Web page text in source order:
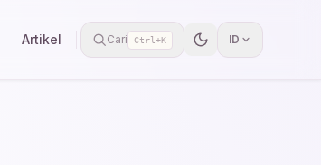
Artikel Cari Ctrl+K ID